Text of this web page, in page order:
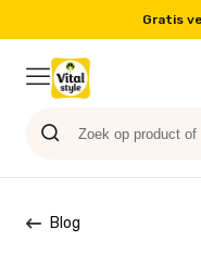
Gratis
Blog